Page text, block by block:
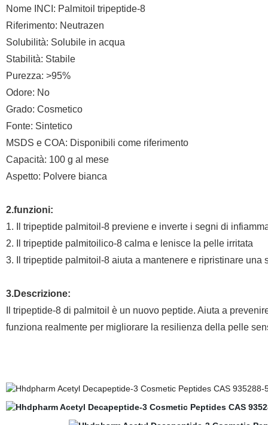
Nome INCI: Palmitoil tripeptide-8
Riferimento: Neutrazen
Solubilità: Solubile in acqua
Stabilità: Stabile
Purezza: >95%
Odore: No
Grado: Cosmetico
Fonte: Sintetico
MSDS e COA: Disponibili come riferimento
Capacità: 100 g al mese
Aspetto: Polvere bianca
2.funzioni:
1. Il tripeptide palmitoil-8 previene e inverte i segni di
2. Il tripeptide palmitoilico-8 calma e lenisce la pelle irritata
3. Il tripeptide palmitoil-8 aiuta a mantenere e ripristinare una
3.Descrizione:
Il tripeptide-8 di palmitoil è un nuovo peptide. Aiuta a
funziona realmente per migliorare la resilienza della pelle